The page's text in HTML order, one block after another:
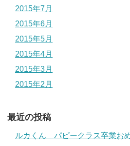
2015年7月
2015年6月
2015年5月
2015年4月
2015年3月
2015年2月
最近の投稿
ルカくん パピークラス卒業お